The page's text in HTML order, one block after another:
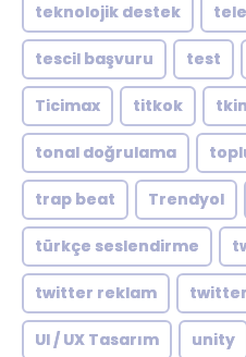
teknolojik destek
tescil başvuru test
Ticimax titkok
tonal doğrulama
trap beat Trendyol
türkçe seslendirme
twitter reklam
UI / UX Tasarım unity